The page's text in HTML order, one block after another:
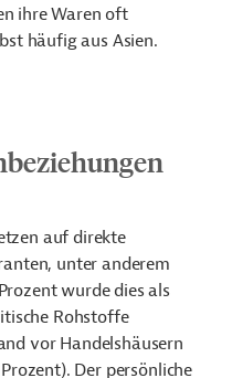
ihre Waren oft
häufig aus Asien.
auf direkte
unter anderem
wurde dies als
Rohstoffe
vor Handelshäusern
Der persönliche